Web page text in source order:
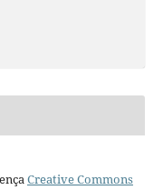
Creative Commons